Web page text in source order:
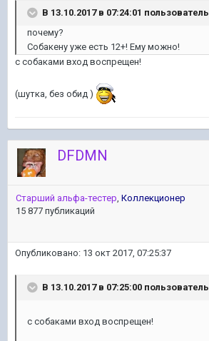
В 13.10.2017 в 07:24:01 пользователь
почему?
Собакену уже есть 12+! Ему можно!
с собаками вход воспрещен!
(шутка, без обид )
DFDMN
Старший альфа-тестер, Коллекционер
15 877 публикаций
Опубликовано: 13 окт 2017, 07:25:37
В 13.10.2017 в 07:25:00 пользователь
с собаками вход воспрещен!